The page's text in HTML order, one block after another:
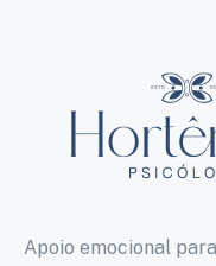
Apoio emocional